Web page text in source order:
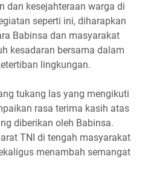
dan kesejahteraan warga di
seperti ini, diharapkan
Babinsa dan masyarakat
kesadaran bersama dalam
lingkungan.
tukang las yang mengikuti
rasa terima kasih atas
diberikan oleh Babinsa.
TNI di tengah masyarakat
menambah semangat